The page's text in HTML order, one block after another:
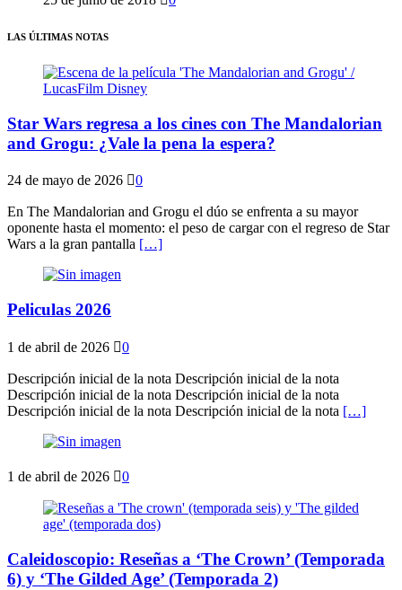
LAS ÚLTIMAS NOTAS
Star Wars regresa a los cines con The Mandalorian
and Grogu: ¿Vale la pena la espera?
24 de mayo de 2026 0
En The Mandalorian and Grogu el dúo se enfrenta a su mayor
oponente hasta el momento: el peso de cargar con el regreso de Star
Wars a la gran pantalla […]
Peliculas 2026
1 de abril de 2026 0
Descripción inicial de la nota Descripción inicial de la nota
Descripción inicial de la nota Descripción inicial de la nota
Descripción inicial de la nota Descripción inicial de la nota […]
1 de abril de 2026 0
Caleidoscopio: Reseñas a ‘The Crown’ (Temporada
6) y ‘The Gilded Age’ (Temporada 2)